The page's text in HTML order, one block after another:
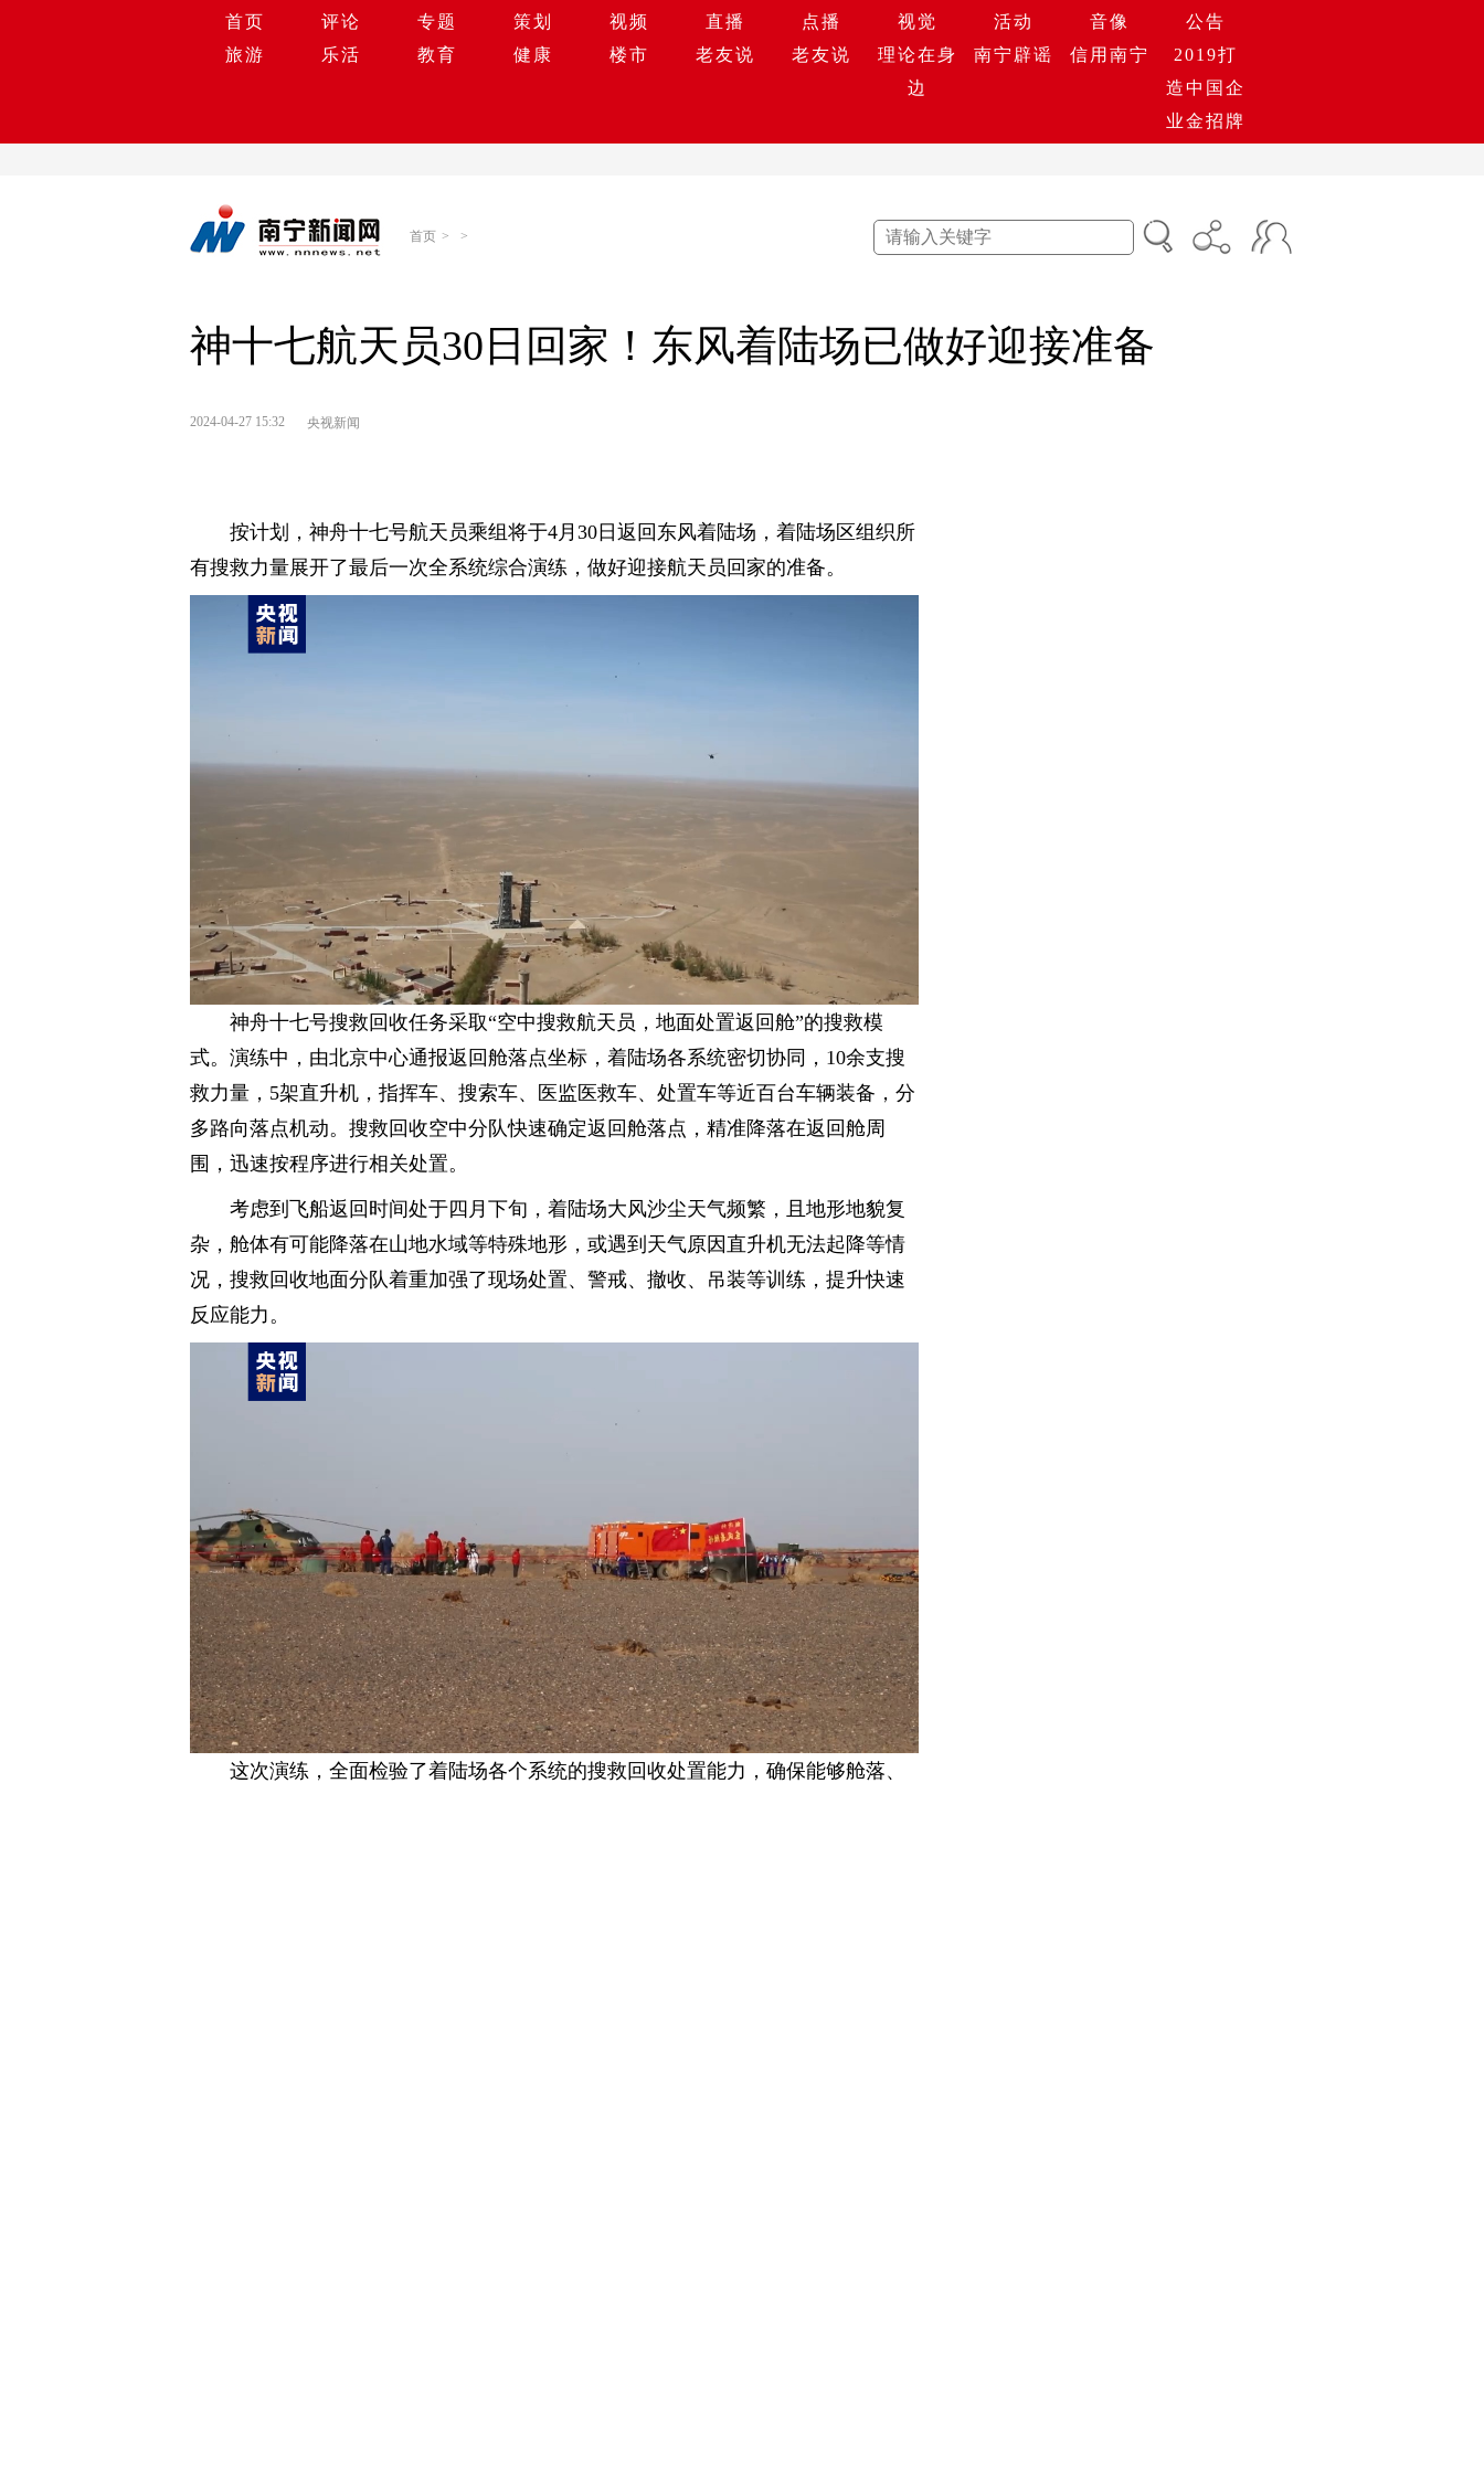
首页 评论 专题 策划 视频 直播 点播 视觉 活动 音像
公告
旅游
乐活 教育 健康 楼市 老友说 老友说
理论在身
边
南宁辟谣 信用南宁
2019打
造中国企
业金招牌
首页 > >
神十七航天员30日回家！东风着陆场已做好迎接准备
2024-04-27 15:32 央视新闻
按计划，神舟十七号航天员乘组将于4月30日返回东风着陆场，着陆场区组织所
有搜救力量展开了最后一次全系统综合演练，做好迎接航天员回家的准备。
神舟十七号搜救回收任务采取“空中搜救航天员，地面处置返回舱”的搜救模
式。演练中，由北京中心通报返回舱落点坐标，着陆场各系统密切协同，10余支搜
救力量，5架直升机，指挥车、搜索车、医监医救车、处置车等近百台车辆装备，分
多路向落点机动。搜救回收空中分队快速确定返回舱落点，精准降落在返回舱周
围，迅速按程序进行相关处置。
考虑到飞船返回时间处于四月下旬，着陆场大风沙尘天气频繁，且地形地貌复
杂，舱体有可能降落在山地水域等特殊地形，或遇到天气原因直升机无法起降等情
况，搜救回收地面分队着重加强了现场处置、警戒、撤收、吊装等训练，提升快速
反应能力。
这次演练，全面检验了着陆场各个系统的搜救回收处置能力，确保能够舱落、